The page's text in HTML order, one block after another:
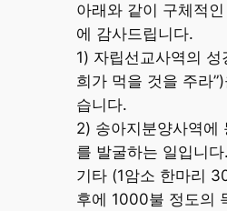
아래와 같이 구체적
에 감사드립니다.
1) 자립선교사역의 성
희가 먹을 것을 주라
습니다.
2) 송아지분양사역에
를 발굴하는 일입니
기타 (1암소 한마리
후에 1000불 정도의